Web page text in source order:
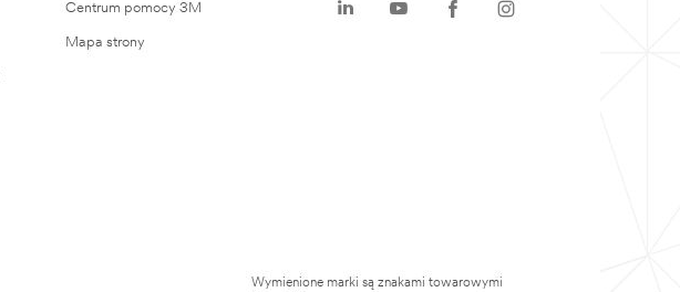
Centrum pomocy 3M
Mapa strony
Wymienione marki są znakami towarowymi